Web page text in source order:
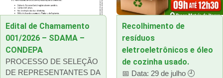
Edital de Chamamento
001/2026 – SDAMA –
CONDEPA
PROCESSO DE SELEÇÃO
DE REPRESENTANTES DA
Recolhimento de
resíduos
eletroeletrônicos e óleo
de cozinha usado.
📅 Data: 29 de julho 🕘